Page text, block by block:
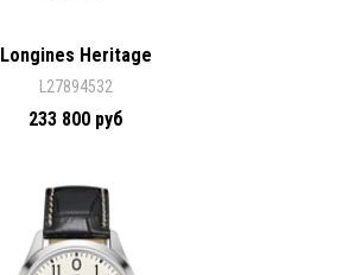
Longines Heritage
L27894532
233 800 руб